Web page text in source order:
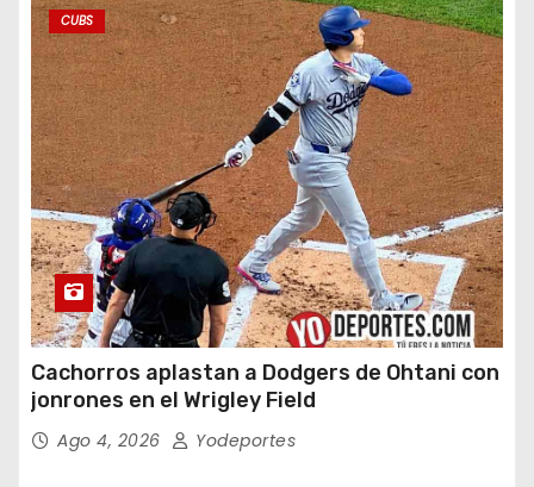
CUBS
Cachorros aplastan a Dodgers de Ohtani con
jonrones en el Wrigley Field
Ago 4, 2026 Yodeportes